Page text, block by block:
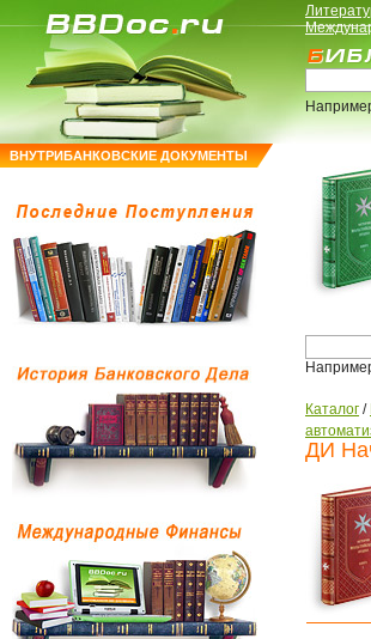
ВНУТРИБАНКОВСКИЕ ДОКУМЕНТЫ
Каталог /
ДИ